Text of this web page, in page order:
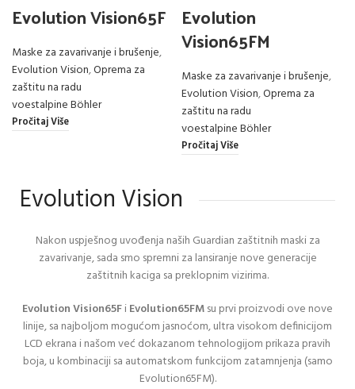
Evolution Vision65F
Maske za zavarivanje i brušenje,
Evolution Vision,Oprema za
zaštitu na radu
voestalpine Böhler
Pročitaj Više
Evolution
Vision65FM
Maske za zavarivanje i brušenje,
Evolution Vision,Oprema za
zaštitu na radu
voestalpine Böhler
Pročitaj Više
Evolution Vision
Nakon uspješnog uvođenja naših Guardian zaštitnih maski za
zavarivanje, sada smo spremni za lansiranje nove generacije
zaštitnih kaciga sa preklopnim vizirima.
Evolution Vision65FiEvolution65FMsu prvi proizvodi ove nove
linije, sa najboljom mogućom jasnoćom, ultra visokom definicijom
LCD ekrana i našom već dokazanom tehnologijom prikaza pravih
boja, u kombinaciji sa automatskom funkcijom zatamnjenja (samo
Evolution65FM).